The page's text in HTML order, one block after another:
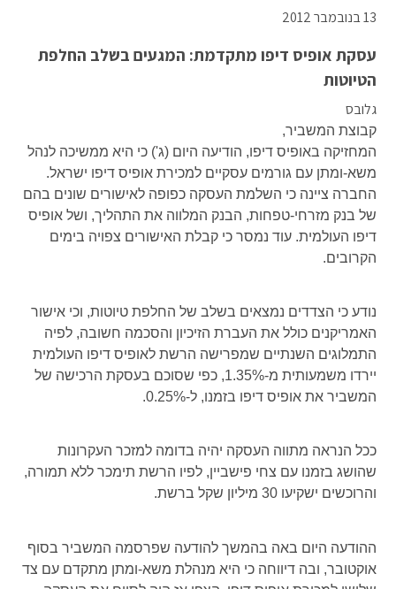
13 בנובמבר 2012
עסקת אופיס דיפו מתקדמת: המגעים בשלב החלפת
הטיוטות
גלובס
קבוצת המשביר,
המחזיקה באופיס דיפו, הודיעה היום (ג') כי היא ממשיכה לנהל
משא-ומתן עם גורמים עסקיים למכירת אופיס דיפו ישראל.
החברה ציינה כי השלמת העסקה כפופה לאישורים שונים בהם
של בנק מזרחי-טפחות, הבנק המלווה את התהליך, ושל אופיס
דיפו העולמית. עוד נמסר כי קבלת האישורים צפויה בימים
הקרובים.
נודע כי הצדדים נמצאים בשלב של החלפת טיוטות, וכי אישור
האמריקנים כולל את העברת הזיכיון והסכמה חשובה, לפיה
התמלוגים השנתיים שמפרישה הרשת לאופיס דיפו העולמית
יירדו משמעותית מ-1.35%, כפי שסוכם בעסקת הרכישה של
המשביר את אופיס דיפו בזמנו, ל-0.25%.
ככל הנראה מתווה העסקה יהיה בדומה למזכר העקרונות
שהושג בזמנו עם צחי פישביין, לפיו הרשת תימכר ללא תמורה,
והרוכשים ישקיעו 30 מיליון שקל ברשת.
ההודעה היום באה בהמשך להודעה שפרסמה המשביר בסוף
אוקטובר, ובה דיווחה כי היא מנהלת משא-ומתן מתקדם עם צד